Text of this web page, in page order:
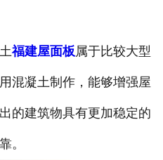
福建屋面板属于比较大型
混凝土制作，能够增强屋
的建筑物具有更加稳定的
。